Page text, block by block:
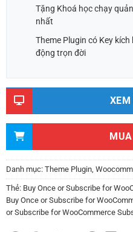
Tặng Khoá học chạy
nhất
Theme Plugin có Key
động trọn đời
XEM
Danh mục: Theme Plugin
Thẻ: Buy Once or Subscribe for
Buy Once or Subscribe for
or Subscribe for WooCommerce